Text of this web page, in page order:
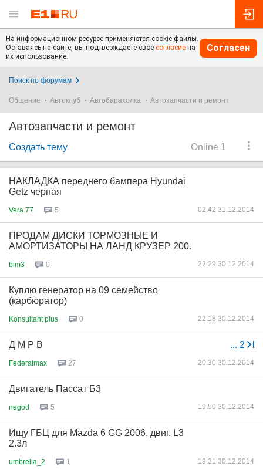
На информационном ресурсе применяются cookie-файлы.
Оставаясь на сайте, вы подтверждаете свое согласие на
их использование.
Согласен
Поиск по форумам
Общение Автоклуб Автобарахолка Автозапчасти и ремонт
Автозапчасти и ремонт
Online 1
Создать тему
НАКЛАДКА переднего бампера Hyundai
Getz черная
Vera 77 5 02:42 31.12.2014
ПРОДАМ ДИСКИ ТОРМОЗНЫЕ И
АМОРТИЗАТОРЫ НА ЛАНД КРУЗЕР 200.
bim3 0 22:29 30.12.2014
Куплю генератор на 09 семейство
(карбюратор)
Konsultant plus 0 22:18 30.12.2014
... 2
Д М Р В
Federalmax 27 20:30 30.12.2014
Двигатель Пассат Б3
negod 5 19:50 30.12.2014
Ищу ГБЦ для Mazda 6 GG 2006, двиг. L3
2.3л
umbrella_2 1 19:31 30.12.2014